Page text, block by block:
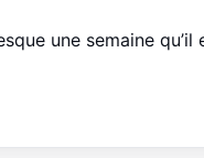
une semaine qu’il